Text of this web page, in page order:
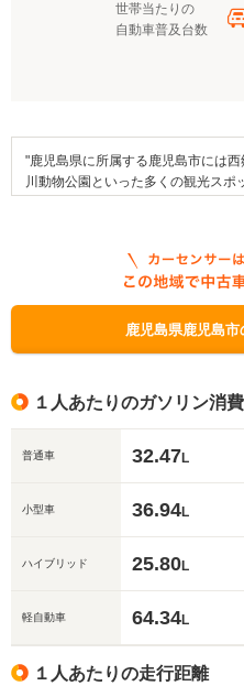
世帯当たりの
自動車普及台数
"鹿児島県に所属する鹿児島市には
川動物公園といった多くの観光ス
どが挙げられます。地域で行われ
おぎおんさあ、妙円寺詣りなどが例
児島本線が乗り入れており、エリア
道10号線、国道224号線などが挙げ
車補助金制度としては、「屋久島電
鹿児島県鹿児島
１人あたりのガソリン消
普通車 32.47L
小型車 36.94L
ハイブリッド 25.80L
軽自動車 64.34L
１人あたりの走行距離